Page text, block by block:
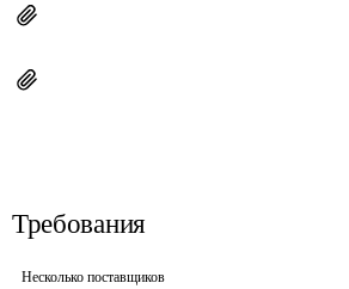
Требования
Несколько поставщиков